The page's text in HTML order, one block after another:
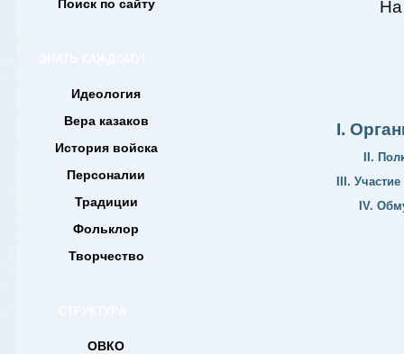
Поиск по сайту
Идеология
Вера казаков
История войска
Персоналии
Традиции
Фольклор
Творчество
ОВКО
На
I.
II.
III.
IV.